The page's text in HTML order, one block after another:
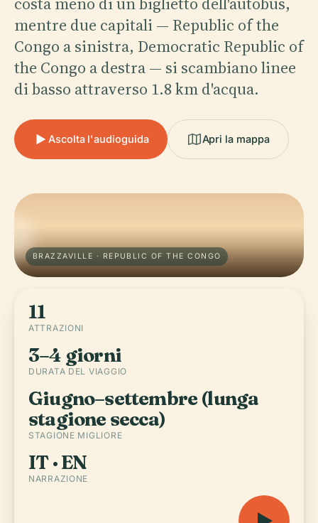
mentre due capitali — Republic of the
Congo a sinistra, Democratic Republic of
the Congo a destra — si scambiano linee
di basso attraverso 1.8 km d'acqua.
Ascolta l'audioguida Apri la mappa
BRAZZAVILLE · REPUBLIC OF THE CONGO
11
ATTRAZIONI
3–4 giorni
DURATA DEL VIAGGIO
Giugno–settembre (lunga
stagione secca)
STAGIONE MIGLIORE
IT · EN
NARRAZIONE